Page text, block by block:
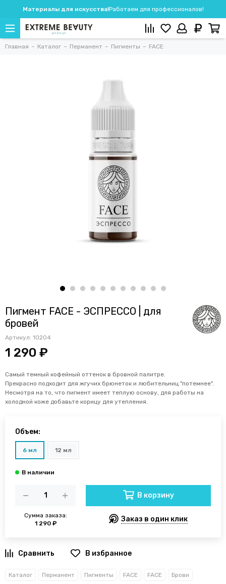
Материалы для искусства!Работаем для профессионалов!
Главная Каталог Перманент Пигменты FACE
Пигмент FACE - ЭСПРЕССО | для
бровей
Артикул: 10204
1 290 ₽
Самый темный кофейный оттенок в бровной палитре.
Прекрасно подходит для жгучих брюнеток и любительниц "потемнее".
Несмотря на то, что пигмент имеет теплую основу, для работы на
холодной коже добавьте корицу для утепления.
Объем:
6 мл 12 мл
Сумма заказа:
1 290 ₽
В корзину
Заказ в один клик
В избранное
Каталог Перманент Пигменты FACE FACE Брови